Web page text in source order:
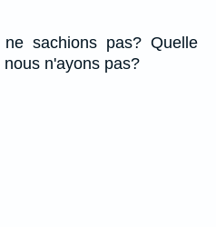
sachions pas? Quelle
n'ayons pas?